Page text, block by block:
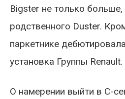
Bigster не только больше,
родственного Duster.
паркетнике
установка Группы Renault.
О намерении выйти в С-